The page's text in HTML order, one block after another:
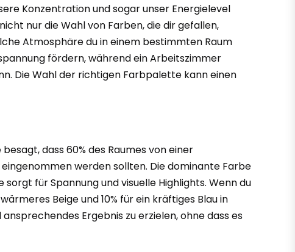
Konzentration und sogar unser Energielevel
nur die Wahl von Farben, die dir gefallen,
Atmosphäre du in einem bestimmten Raum
fördern, während ein Arbeitszimmer
Die Wahl der richtigen Farbpalette kann einen
dass 60% des Raumes von einer
werden sollten. Die dominante Farbe
für Spannung und visuelle Highlights. Wenn du
Beige und 10% für ein kräftiges Blau in
Ergebnis zu erzielen, ohne dass es